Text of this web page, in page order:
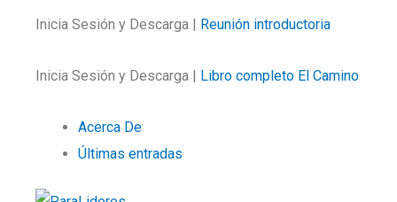
Inicia Sesión y Descarga | Reunión introductoria
Inicia Sesión y Descarga | Libro completo El Camino
Acerca De
Últimas entradas